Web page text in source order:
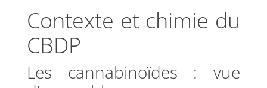
Contexte et chimie du
CBDP
Les cannabinoïdes : vue